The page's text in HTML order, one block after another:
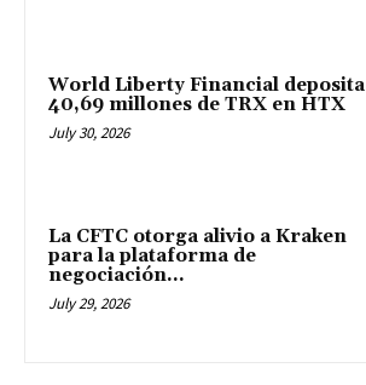
World Liberty Financial deposita
40,69 millones de TRX en HTX
July 30, 2026
La CFTC otorga alivio a Kraken
para la plataforma de
negociación...
July 29, 2026